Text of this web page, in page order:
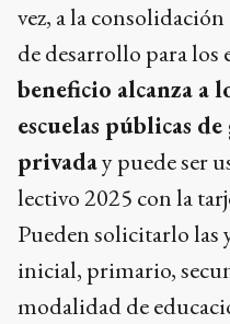
vez, a la
de desarrollo para los
beneficio alcanza a
escuelas públicas
privaday puede ser
lectivo 2025 con la
Pueden solicitarlo las
inicial, primario,
modalidad de